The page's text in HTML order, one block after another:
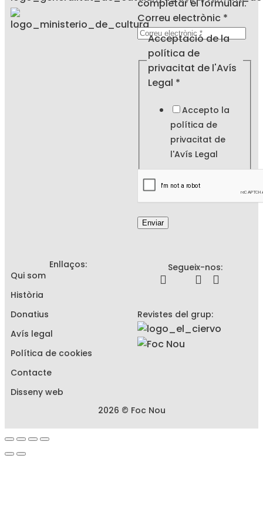
completar el formulari.
de
política
privacitat
Correu electrònic *
Acceptació de la
política de
privacitat de l'Avís
Legal *
Accepto la
política de
privacitat de
l'Avís Legal
Enviar
Enllaços:
Qui som
Història
Donatius
Avís legal
Política de cookies
Contacte
Disseny web
Segueix-nos:
Revistes del grup:
2026 © Foc Nou